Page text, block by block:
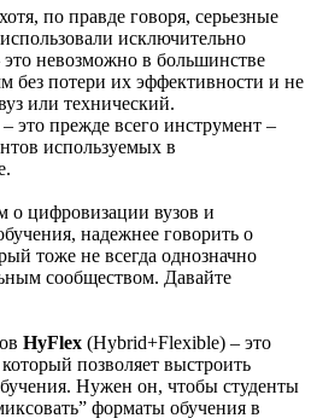
по правде говоря, серьезные
исключительно
невозможно в большинстве
без потери их эффективности и не
или технический.
это прежде всего инструмент –
используемых в
о цифровизации вузов и
надежнее говорить о
тоже не всегда однозначно
сообществом. Давайте
HyFlex (Hybrid+Flexible) – это
позволяет выстроить
Нужен он, чтобы студенты
форматы обучения в